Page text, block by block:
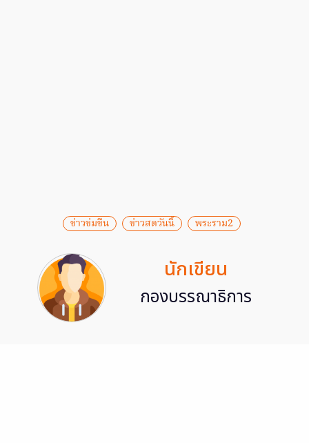
ข่าวข่มขืน ข่าวสดวันนี้ พระราม2
นักเขียน
กองบรรณาธิการ